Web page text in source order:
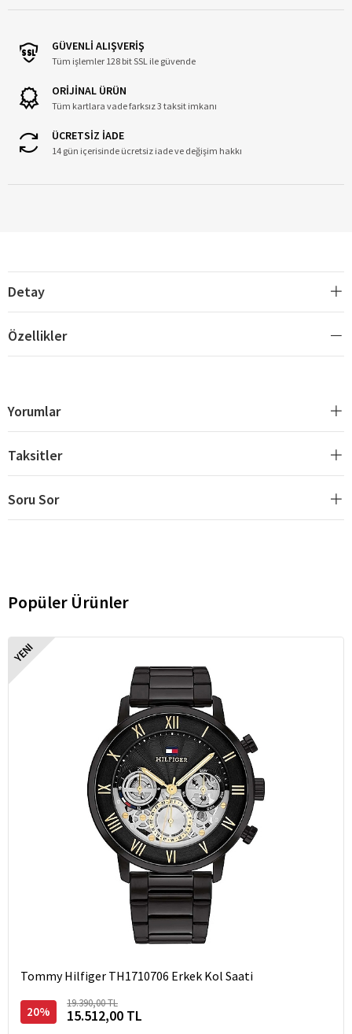
GÜVENLİ ALIŞVERİŞ
Tüm işlemler 128 bit SSL ile güvende
ORİJİNAL ÜRÜN
Tüm kartlara vade farksız 3 taksit imkanı
ÜCRETSİZ İADE
14 gün içerisinde ücretsiz iade ve değişim hakkı
Detay
Özellikler
Yorumlar
Taksitler
Soru Sor
Popüler Ürünler
YENI
Tommy Hilfiger TH1710706 Erkek Kol Saati
20%
19.390,00 TL
15.512,00 TL